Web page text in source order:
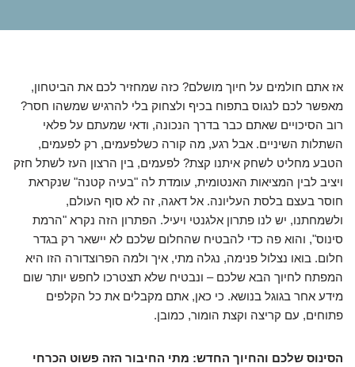
אז אתם חולמים על חיוך מושלם? כזה שמחזיר לכם את הביטחון,
מאפשר לכם לנגוס בתפוח בכיף ולצחוק בלי להרגיש שמשהו חסר?
רוב הסיכויים שאתם כבר בדרך הנכונה, ודאי שמעתם על פלאי
השתלות השיניים. אבל רגע, מה קורה כשלפעמים, רק לפעמים,
הטבע מחליט לשחק איתנו קצת? לפעמים, בין הרצון העז לשתל חזק
ויציב לבין המציאות האנטומית, עומדת לה "בעיה קטנה" שנקראת
חוסר בעצם בלסת העליונה. אל דאגה, זה לא סוף העולם,
ולשמחתנו, יש לנו פתרון אלגנטי ויעיל. הפתרון הזה נקרא "הרמת
סינוס", והוא פה כדי להבטיח שהחלום שלכם לא יישאר רק בגדר
חלום. בואו נצלול פנימה, נגלה מתי, איך ולמה הפרוצדורה הזו היא
המפתח לחיוך הבא שלכם – ונבטיח שלא תצטרכו לחפש יותר שום
מידע אחר בגוגל בנושא. כי כאן, אתם מקבלים את כל הקלפים
פתוחים, עם קריצה וקצת הומור, כמובן.
הסינוס שלכם והחיוך החדש: מתי החיבור הזה פשוט הכרחי